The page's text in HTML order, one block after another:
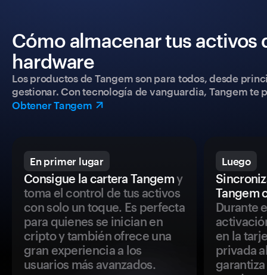
Cómo almacenar tus activos
hardware
Los productos de Tangem son para todos, desde
gestionar. Con tecnología de vanguardia, Tangem
Obtener Tangem
En primer lugar
Consigue la cartera Tangemy
toma el control de tus activos
con solo un toque. Es perfecta
para quienes se inician en
cripto y también ofrece una
gran experiencia a los
usuarios más avanzados.
Luego
Tangem
Durante
en la
privada